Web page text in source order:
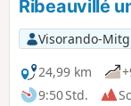
dem Jakobsweg.
den Bahnhof
erreichbar.
Ribeauvillé
Visorando-
24,99 km
9:50 Std.